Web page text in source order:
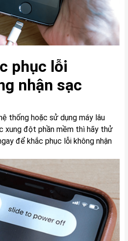
phục lỗi
nhận sạc
thống hoặc sử dụng máy lâu
xung đột phần mềm thì hãy thử
để khắc phục lỗi không nhận